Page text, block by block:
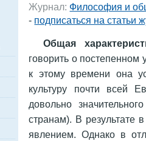
Журнал: Философия и
- подписаться на статьи
Общая
говорить о постепенном
к этому времени она
культуру почти всей
довольно
странам). В результате
явлением. Однако в